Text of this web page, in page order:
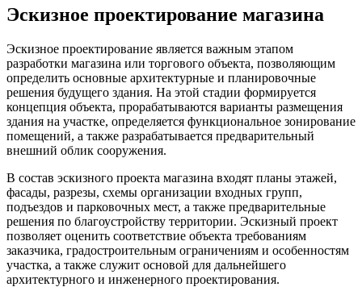
Эскизное проектирование магазина
Эскизное проектирование является важным этапом
разработки магазина или торгового объекта, позволяющим
определить основные архитектурные и планировочные
решения будущего здания. На этой стадии формируется
концепция объекта, прорабатываются варианты размещения
здания на участке, определяется функциональное зонирование
помещений, а также разрабатывается предварительный
внешний облик сооружения.
В состав эскизного проекта магазина входят планы этажей,
фасады, разрезы, схемы организации входных групп,
подъездов и парковочных мест, а также предварительные
решения по благоустройству территории. Эскизный проект
позволяет оценить соответствие объекта требованиям
заказчика, градостроительным ограничениям и особенностям
участка, а также служит основой для дальнейшего
архитектурного и инженерного проектирования.